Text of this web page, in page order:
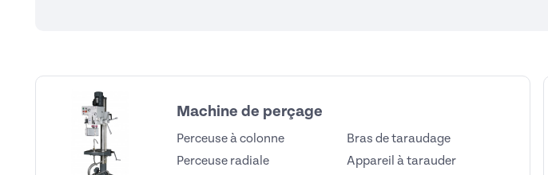
Machine de perçage
Perceuse à colonne
Perceuse radiale
Bras de taraudage
Appareil à tarauder